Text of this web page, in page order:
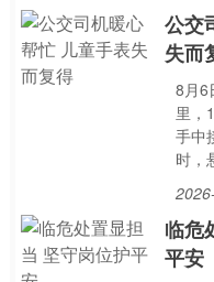
公交
失而
8月6
里，
手中
时，
临危
平安